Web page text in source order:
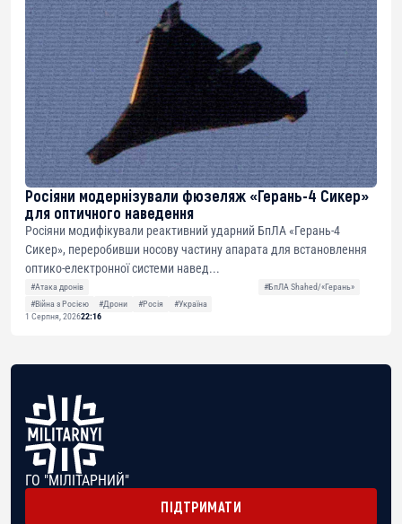
Росіяни модернізували фюзеляж «Герань-4 Сикер»
для оптичного наведення
Росіяни модифікували реактивний ударний БпЛА «Герань-4
Сикер», переробивши носову частину апарата для встановлення
оптико-електронної системи навед...
#Атака дронів
#БпЛА Shahed/«Герань»
#Війна з Росією
#Дрони #Росія
#Україна
1 Серпня, 202622:16
ГО "МІЛІТАРНИЙ"
ПІДТРИМАТИ